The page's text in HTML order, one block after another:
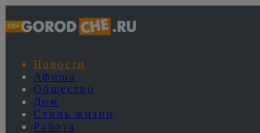
Новости
Афиша
Общество
Дом
Стиль жизни
Работа